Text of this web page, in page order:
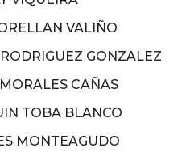
VALIÑO
GONZALEZ
CAÑAS
TOBA BLANCO
MONTEAGUDO